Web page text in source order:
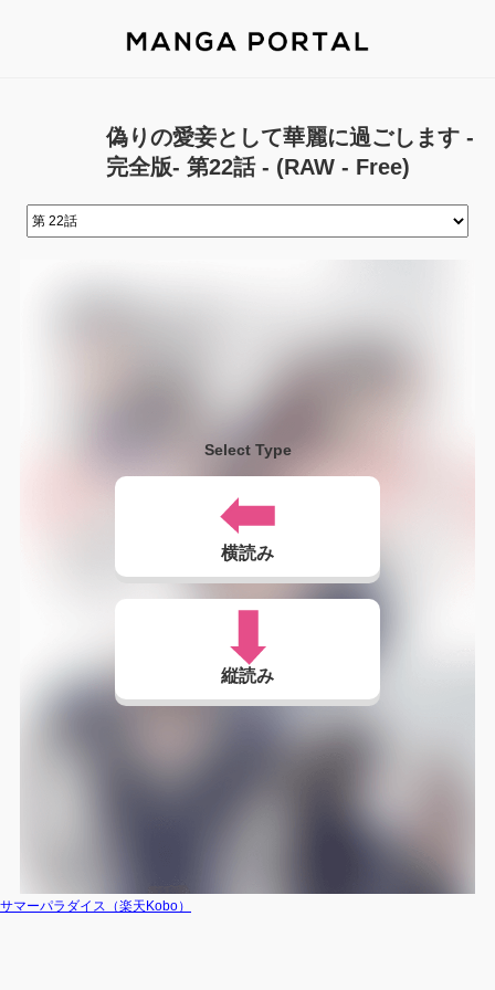
偽りの愛妾として華麗に過ごします -
完全版- 第22話 - (RAW - Free)
Select Type
横読み
縦読み
サマーパラダイス（楽天Kobo）